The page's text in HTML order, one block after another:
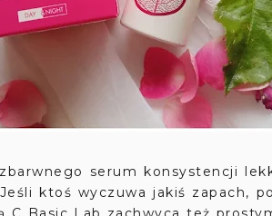
serum konsystencji
ktoś wyczuwa jakiś zapach,